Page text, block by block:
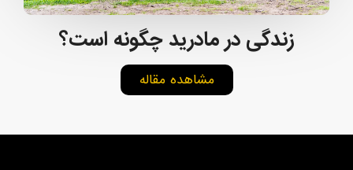
زندگی در مادرید چگونه است؟
مشاهده مقاله